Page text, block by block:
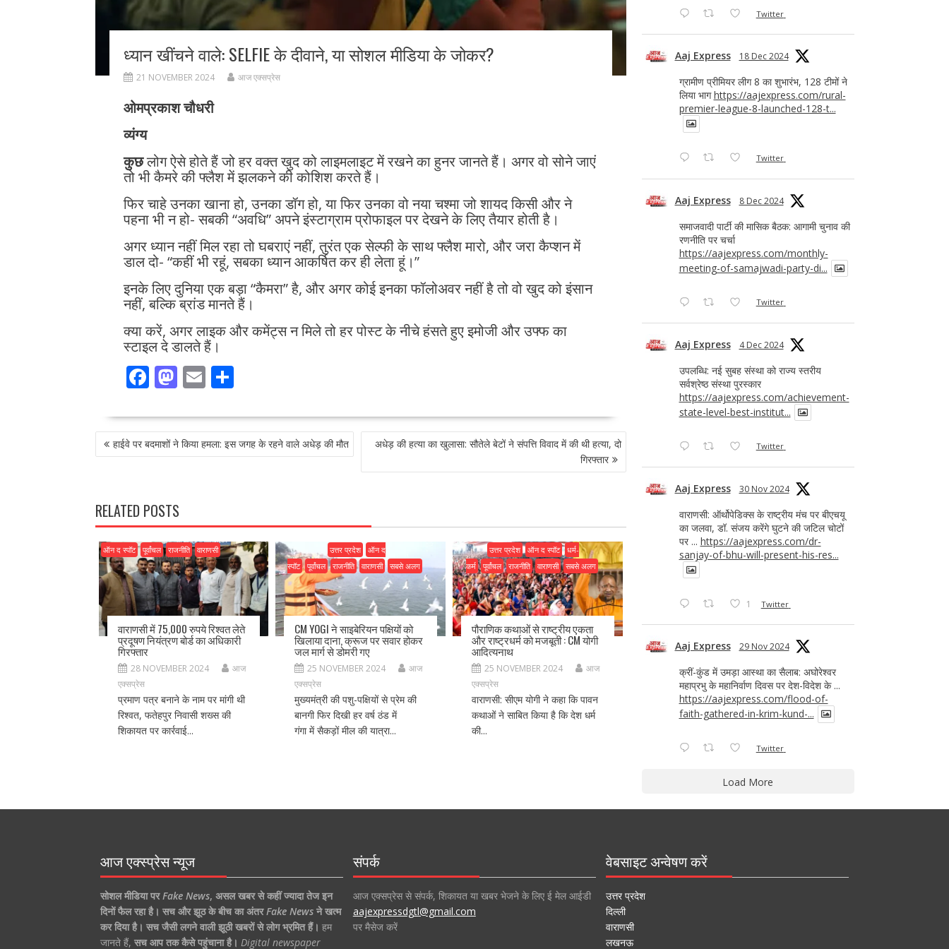
ध्यान खींचने वाले: SELFIE के दीवाने, या सोशल मीडिया के जोकर?
21 NOVEMBER 2024 आज एक्सप्रेस
ओमप्रकाश चौधरी
व्यंग्य
कुछलोग ऐसे होते हैं जो हर वक्त खुद को लाइमलाइट में रखने का हुनर जानते हैं। अगर वो सोने जाएं
तो भी कैमरे की फ्लैश में झलकने की कोशिश करते हैं।
फिर चाहे उनका खाना हो, उनका डॉग हो, या फिर उनका वो नया चश्मा जो शायद किसी और ने
पहना भी न हो- सबकी “अवधि” अपने इंस्टाग्राम प्रोफाइल पर देखने के लिए तैयार होती है।
अगर ध्यान नहीं मिल रहा तो घबराएं नहीं, तुरंत एक सेल्फी के साथ फ्लैश मारो, और जरा कैप्शन में
डाल दो- “कहीं भी रहूं, सबका ध्यान आकर्षित कर ही लेता हूं।”
इनके लिए दुनिया एक बड़ा “कैमरा” है, और अगर कोई इनका फॉलोअवर नहीं है तो वो खुद को इंसान
नहीं, बल्कि ब्रांड मानते हैं।
क्या करें, अगर लाइक और कमेंट्स न मिले तो हर पोस्ट के नीचे हंसते हुए इमोजी और उफ्फ का
स्टाइल दे डालते हैं।
F
e
b
o
k
M
to
d
o
E
ai
l
S
ar
e
POST
NAVIGATION
हाईवे पर बदमाशों ने किया हमला: इस जगह के रहने वाले अधेड़ की मौत
अधेड़ की हत्या का खुलासा: सौतेले बेटों ने संपत्ति विवाद में की थी हत्या, दो
गिरफ्तार
RELATED POSTS
ऑन द स्पॉट पूर्वांचल राजनीति वाराणसी
वाराणसी में 75,000 रुपये रिश्वत लेते
प्रदूषण नियंत्रण बोर्ड का अधिकारी
गिरफ्तार
28 NOVEMBER 2024
आज
एक्सप्रेस
प्रमाण पत्र बनाने के नाम पर मांगी थी
रिश्वत, फतेहपुर निवासी शख्स की
शिकायत पर कार्रवाई...
उत्तर प्रदेश
ऑन द
स्पॉट
पूर्वांचल राजनीति वाराणसी सबसे अलग
CM YOGI ने साइबेरियन पक्षियों को
खिलाया दाना, क्रूज पर सवार होकर
जल मार्ग से डोमरी गए
25 NOVEMBER 2024
आज
एक्सप्रेस
मुख्यमंत्री की पशु-पक्षियों से प्रेम की
बानगी फिर दिखी हर वर्ष ठंड में
गंगा में सैकड़ों मील की यात्रा...
उत्तर प्रदेश ऑन द स्पॉट
धर्म-
कर्म
पूर्वांचल राजनीति वाराणसी सबसे अलग
पौराणिक कथाओं से राष्ट्रीय एकता
और राष्ट्रधर्म को मजबूती : CM योगी
आदित्यनाथ
25 NOVEMBER 2024
आज
एक्सप्रेस
वाराणसी: सीएम योगी ने कहा कि पावन
कथाओं ने साबित किया है कि देश धर्म
की...
Twitter
Aaj Express 18 Dec 2024
ग्रामीण प्रीमियर लीग 8 का शुभारंभ, 128 टीमों ने
लिया भागhttps://aajexpress.com/rural-
premier-league-8-launched-128-t...
Twitter
Aaj Express 8 Dec 2024
समाजवादी पार्टी की मासिक बैठक: आगामी चुनाव की
रणनीति पर चर्चा
https://aajexpress.com/monthly-
meeting-of-samajwadi-party-di...
Twitter
Aaj Express 4 Dec 2024
उपलब्धि: नई सुबह संस्था को राज्य स्तरीय
सर्वश्रेष्ठ संस्था पुरस्कार
https://aajexpress.com/achievement-
state-level-best-institut...
Twitter
Aaj Express 30 Nov 2024
वाराणसी: ऑर्थोपेडिक्स के राष्ट्रीय मंच पर बीएचयू
का जलवा, डॉ. संजय करेंगे घुटने की जटिल चोटों
पर ... https://aajexpress.com/dr-
sanjay-of-bhu-will-present-his-res...
1 Twitter
Aaj Express 29 Nov 2024
क्रीं-कुंड में उमड़ा आस्था का सैलाब: अघोरेश्वर
महाप्रभु के महानिर्वाण दिवस पर देश-विदेश के ...
https://aajexpress.com/flood-of-
faith-gathered-in-krim-kund-...
Twitter
Load More
आज एक्स्प्रेस न्यूज
सोशल मीडिया पर Fake News, असल खबर से कहीं ज्यादा तेज इन
दिनों फैल रहा है। सच और झूठ के बीच का अंतर Fake Newsने खत्म
कर दिया है। सच जैसी लगने वाली झूठी खबरों से लोग भ्रमित हैं। हम
जानते हैं, सच आप तक कैसे पहुंचाना है। Digital newspaper
संपर्क
आज एक्सप्रेस से संपर्क, शिकायत या खबर भेजने के लिए ई मेल आईडी
aajexpressdgtl@gmail.com
पर मैसेज करें
वेबसाइट अन्वेषण करें
उत्तर प्रदेश
दिल्ली
वाराणसी
लखनऊ